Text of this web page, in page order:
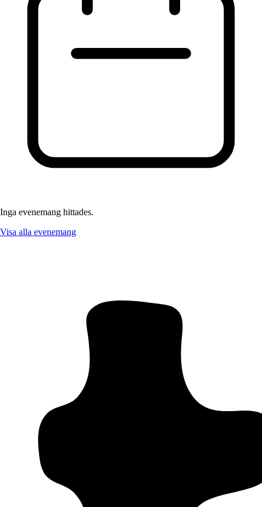
Inga evenemang hittades.
Visa alla evenemang